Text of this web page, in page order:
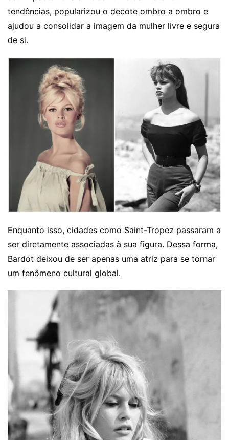
tendências, popularizou o decote ombro a ombro e
ajudou a consolidar a imagem da mulher livre e segura
de si.
Enquanto isso, cidades como Saint-Tropez passaram a
ser diretamente associadas à sua figura. Dessa forma,
Bardot deixou de ser apenas uma atriz para se tornar
um fenômeno cultural global.